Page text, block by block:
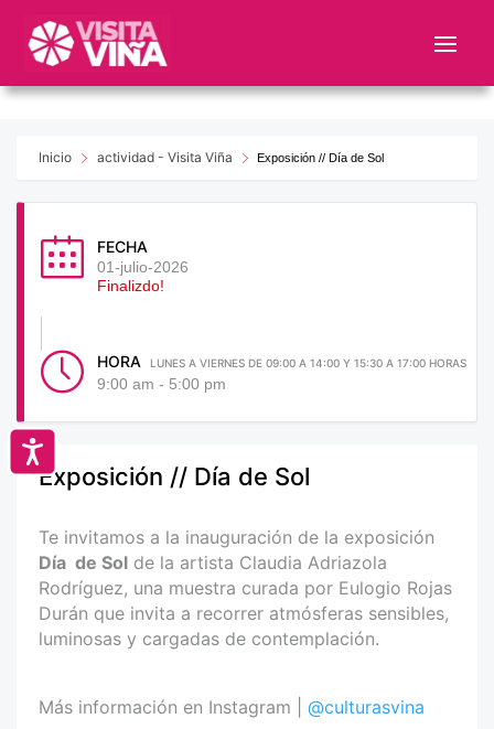
este
web
sistemaInicio actividad - Visita Viña Exposición // Día de Sol
FECHA
01-julio-2026
Finalizdo!
HORA LUNES A VIERNES DE 09:00 A 14:00 Y 15:30 A 17:00 HORAS
9:00 am - 5:00 pm
Exposición // Día de Sol
Te invitamos a la inauguración de la exposición
Día de Sol de la artista Claudia Adriazola
Rodríguez, una muestra curada por Eulogio Rojas
Durán que invita a recorrer atmósferas sensibles,
luminosas y cargadas de contemplación.
Más información en Instagram | @culturasvina